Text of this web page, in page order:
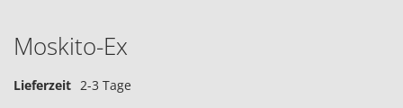
Moskito-Ex
Lieferzeit 2-3 Tage